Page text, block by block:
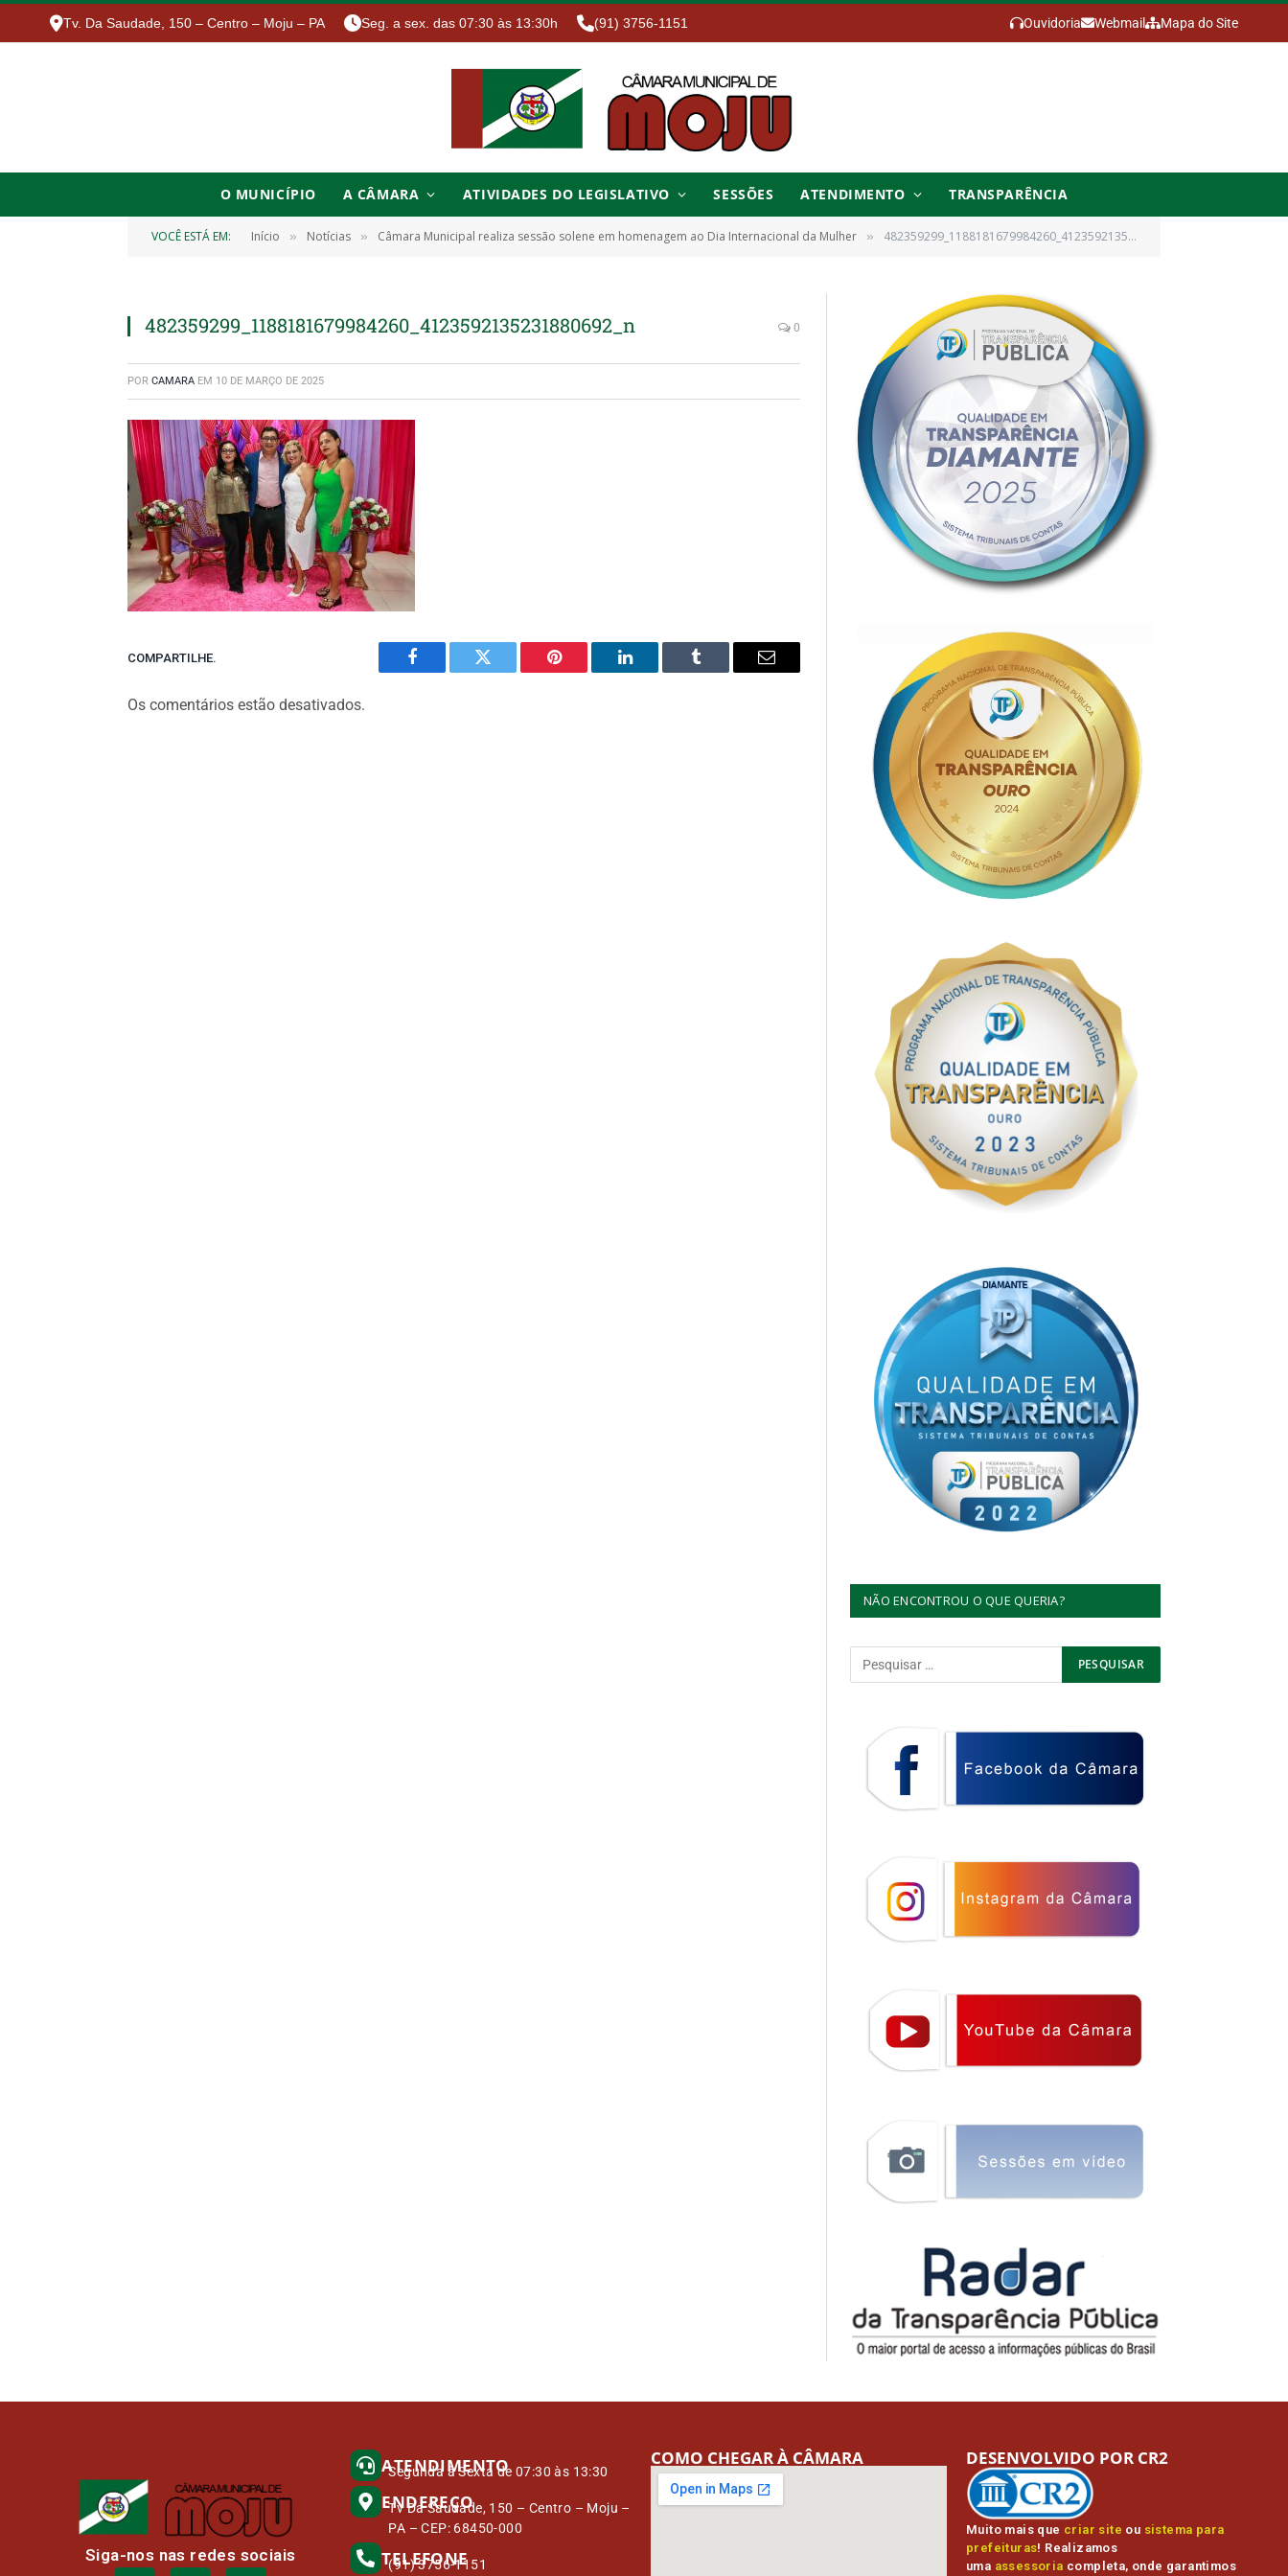
Tv. Da Saudade, 150 – Centro – Moju – PA Seg. a sex. das 07:30 às 13:30h (91) 3756-1151 Ouvidoria Webmail Mapa do Site
O MUNICÍPIO A CÂMARA ATIVIDADES DO LEGISLATIVO SESSÕES ATENDIMENTO TRANSPARÊNCIA
VOCÊ ESTÁ EM: Início » Notícias » Câmara Municipal realiza sessão solene em homenagem ao Dia Internacional da Mulher » 482359299_1188181679984260_4123592135231880692_n
482359299_1188181679984260_4123592135231880692_n 0
POR CAMARA EM 10 DE MARÇO DE 2025
COMPARTILHE.
Facebook Twitter Pinterest
O
Tumblr
E-
Os comentários estão desativados.
NÃO ENCONTROU O QUE QUERIA?
Siga-nos nas redes sociais
ATENDIMENTO
Segunda à Sexta de 07:30 às 13:30
ENDEREÇO
Tv Da Saudade, 150 – Centro – Moju –
PA – CEP: 68450-000
TELEFONE
(91) 3756-1151
COMO CHEGAR À CÂMARA
Muito mais que criar site ou sistema para
prefeituras! Realizamos
uma assessoria completa, onde garantimos
DESENVOLVIDO POR CR2